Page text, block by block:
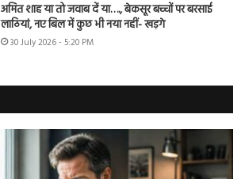
अमित शाह या तो जवाब दें या…., बेकसूर बच्चों पर बरसाई
लाठियां, नए बिल में कुछ भी नया नहीं- खड़गे
30 July 2026 - 5:20 PM